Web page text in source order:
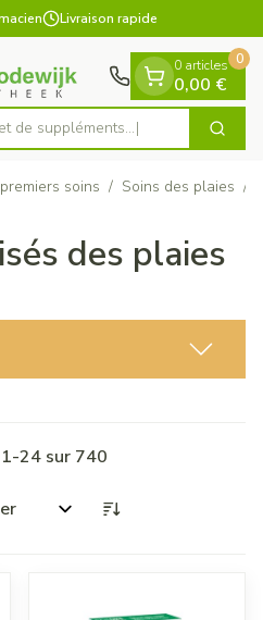
Livraison rapide
0 articles
0,00 €
0
soins / Soins des plaies /
des plaies
1-24 sur 740